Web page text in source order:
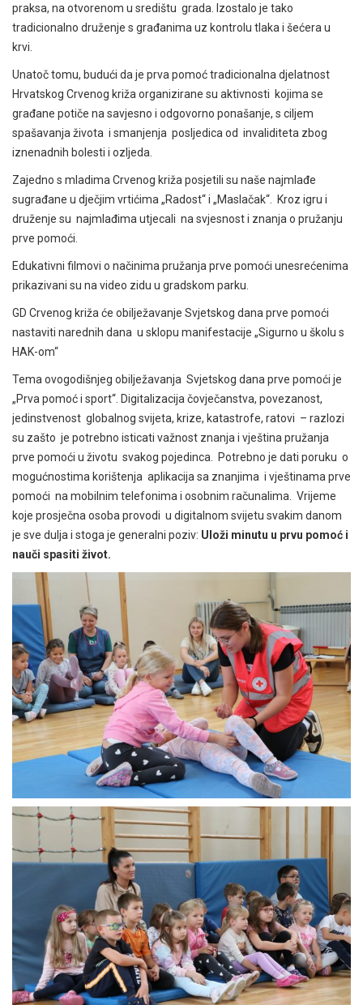
praksa, na otvorenom u središtu grada. Izostalo je tako
tradicionalno druženje s građanima uz kontrolu tlaka i šećera u
krvi.
Unatoč tomu, budući da je prva pomoć tradicionalna djelatnost
Hrvatskog Crvenog križa organizirane su aktivnosti kojima se
građane potiče na savjesno i odgovorno ponašanje, s ciljem
spašavanja života i smanjenja posljedica od invaliditeta zbog
iznenadnih bolesti i ozljeda.
Zajedno s mladima Crvenog križa posjetili su naše najmlađe
sugrađane u dječjim vrtićima „Radost“ i „Maslačak“. Kroz igru i
druženje su najmlađima utjecali na svjesnost i znanja o pružanju
prve pomoći.
Edukativni filmovi o načinima pružanja prve pomoći unesrećenima
prikazivani su na video zidu u gradskom parku.
GD Crvenog križa će obilježavanje Svjetskog dana prve pomoći
nastaviti narednih dana u sklopu manifestacije „Sigurno u školu s
HAK-om“
Tema ovogodišnjeg obilježavanja Svjetskog dana prve pomoći je
„Prva pomoć i sport“. Digitalizacija čovječanstva, povezanost,
jedinstvenost globalnog svijeta, krize, katastrofe, ratovi – razlozi
su zašto je potrebno isticati važnost znanja i vještina pružanja
prve pomoći u životu svakog pojedinca. Potrebno je dati poruku o
mogućnostima korištenja aplikacija sa znanjima i vještinama prve
pomoći na mobilnim telefonima i osobnim računalima. Vrijeme
koje prosječna osoba provodi u digitalnom svijetu svakim danom
je sve dulja i stoga je generalni poziv: Uloži minutu u prvu pomoć i
nauči spasiti život.